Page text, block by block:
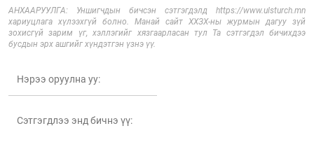
АНХААРУУЛГА: Уншигчдын бичсэн сэтгэгдэлд https://www.ulsturch.mn
хариуцлага хүлээхгүй болно. Манай сайт ХХЗХ-ны журмын дагуу зүй
зохисгүй зарим үг, хэллэгийг хязгаарласан тул Та сэтгэгдэл бичихдээ
бусдын эрх ашгийг хүндэтгэн үзнэ үү.